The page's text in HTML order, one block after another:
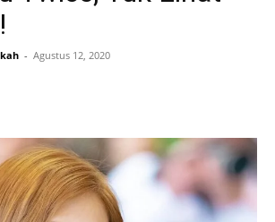
- Agustus 12, 2020